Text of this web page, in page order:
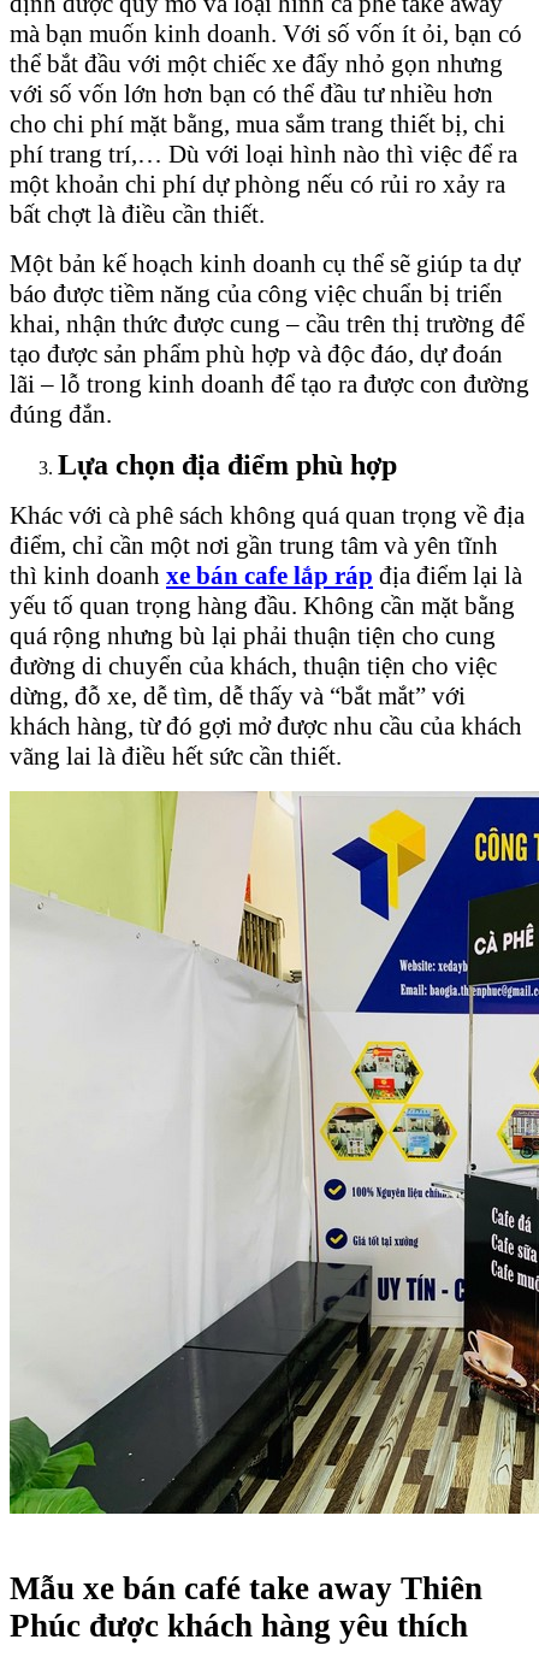
mà bạn muốn kinh doanh. Với số vốn ít ỏi, bạn có
thể bắt đầu với một chiếc xe đẩy nhỏ gọn nhưng
với số vốn lớn hơn bạn có thể đầu tư nhiều hơn
cho chi phí mặt bằng, mua sắm trang thiết bị, chi
phí trang trí,… Dù với loại hình nào thì việc để ra
một khoản chi phí dự phòng nếu có rủi ro xảy ra
bất chợt là điều cần thiết.
Một bản kế hoạch kinh doanh cụ thể sẽ giúp ta dự
báo được tiềm năng của công việc chuẩn bị triển
khai, nhận thức được cung – cầu trên thị trường để
tạo được sản phẩm phù hợp và độc đáo, dự đoán
lãi – lỗ trong kinh doanh để tạo ra được con đường
đúng đắn.
Lựa chọn địa điểm phù hợp
Khác với cà phê sách không quá quan trọng về địa
điểm, chỉ cần một nơi gần trung tâm và yên tĩnh
thì kinh doanh xe bán cafe lắp ráp địa điểm lại là
yếu tố quan trọng hàng đầu. Không cần mặt bằng
quá rộng nhưng bù lại phải thuận tiện cho cung
đường di chuyển của khách, thuận tiện cho việc
dừng, đỗ xe, dễ tìm, dễ thấy và “bắt mắt” với
khách hàng, từ đó gợi mở được nhu cầu của khách
vãng lai là điều hết sức cần thiết.
Mẫu xe bán café take away Thiên
Phúc được khách hàng yêu thích